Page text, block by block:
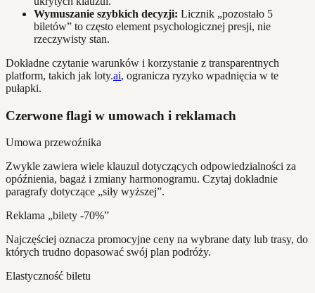
Wymuszanie szybkich decyzji: Licznik „pozostało 5
biletów” to często element psychologicznej presji, nie
rzeczywisty stan.
Dokładne czytanie warunków i korzystanie z transparentnych
platform, takich jak loty.ai, ogranicza ryzyko wpadnięcia w te
pułapki.
Czerwone flagi w umowach i reklamach
Umowa przewoźnika
Zwykle zawiera wiele klauzul dotyczących odpowiedzialności za
opóźnienia, bagaż i zmiany harmonogramu. Czytaj dokładnie
paragrafy dotyczące „siły wyższej”.
Reklama „bilety -70%”
Najczęściej oznacza promocyjne ceny na wybrane daty lub trasy, do
których trudno dopasować swój plan podróży.
Elastyczność biletu